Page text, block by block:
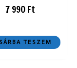
7 990Ft
TESZEM